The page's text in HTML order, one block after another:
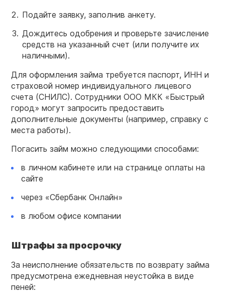
Подайте заявку, заполнив анкету.
Дождитесь одобрения и проверьте зачисление
средств на указанный счет (или получите их
наличными).
Для оформления займа требуется паспорт, ИНН и
страховой номер индивидуального лицевого
счета (СНИЛС). Сотрудники ООО МКК «Быстрый
город» могут запросить предоставить
дополнительные документы (например, справку с
места работы).
Погасить займ можно следующими способами:
в личном кабинете или на странице оплаты на
сайте
через «Сбербанк Онлайн»
в любом офисе компании
Штрафы за просрочку
За неисполнение обязательств по возврату займа
предусмотрена ежедневная неустойка в виде
пеней: